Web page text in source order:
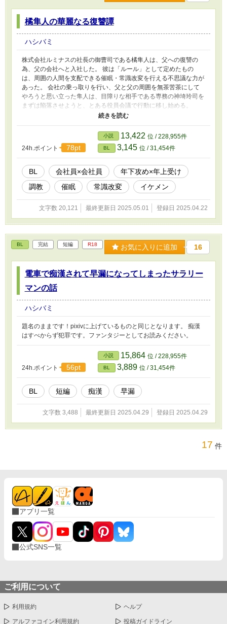
橘隼人の華麗なる復讐譚
ハシバミ
株式会社ルミナスの社長の御曹司である橘隼人は、父への復讐の
為、父の会社へと入社した。 彼は「ルール」として定めたもの
は、周囲の人間を支配できる催眠・常識改変を行える不思議な力が
あった。 会社の乗っ取りを行い、父と父の周囲を無茶苦茶にして
やろうと思い立った隼人は、目障りな相手である専務の神埼玲司を
まずは陥落させようと、とある役員会議で行動に移し始める。
色々書いてますが、常識改変・催眠もので調教がメインです！ 年
せません。性的描写がメインですので、閲覧にはご注意ください。
24h.ポイント 78pt
小説 13,422 位 / 228,955件
BL 3,145 位 / 31,454件
BL 会社員×会社員
年下攻め×年上受け
調教
催眠 常識改変 イケメン
文字数 20,121 最終更新日 2025.05.01 登録日 2025.04.22
BL 完結 短編 R18 お気に入りに追加 16
電車で痴漢されて早漏になってしまったサラリー
マンの話
ハシバミ
題名のままです！pixivに上げているものと同じとなります。 痴漢
はすべからず犯罪です。ファンタジーとしてお読みください。
24h.ポイント 56pt
小説 15,864 位 / 228,955件
BL 3,889 位 / 31,454件
BL 短編 痴漢 早漏
文字数 3,488 最終更新日 2025.04.29 登録日 2025.04.29
17 件
アプリ一覧
公式SNS一覧
ご利用について
利用規約 ヘルプ
アルファコイン利用規約 投稿ガイドライン